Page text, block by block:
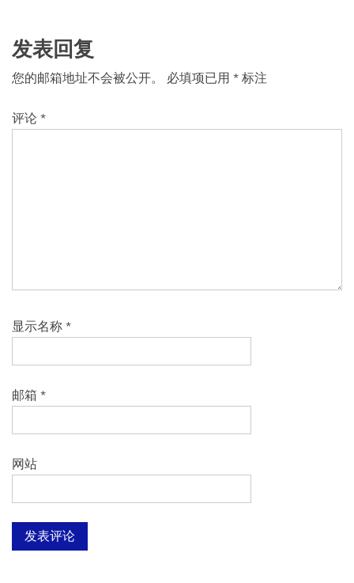
发表回复
您的邮箱地址不会被公开。 必填项已用 * 标注
评论 *
显示名称 *
邮箱 *
网站